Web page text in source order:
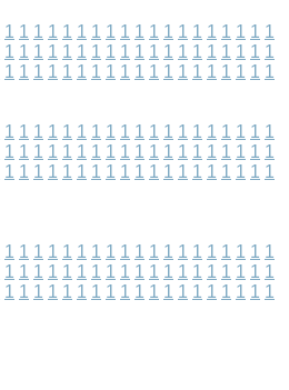
1 1 1 1 1 1 1 1 1 1 1 1 1 1 1 1 1 1 1
1 1 1 1 1 1 1 1 1 1 1 1 1 1 1 1 1 1 1
1 1 1 1 1 1 1 1 1 1 1 1 1 1 1 1 1 1 1
1 1 1 1 1 1 1 1 1 1 1 1 1 1 1 1 1 1 1
1 1 1 1 1 1 1 1 1 1 1 1 1 1 1 1 1 1 1
1 1 1 1 1 1 1 1 1 1 1 1 1 1 1 1 1 1 1
1 1 1 1 1 1 1 1 1 1 1 1 1 1 1 1 1 1 1
1 1 1 1 1 1 1 1 1 1 1 1 1 1 1 1 1 1 1
1 1 1 1 1 1 1 1 1 1 1 1 1 1 1 1 1 1 1